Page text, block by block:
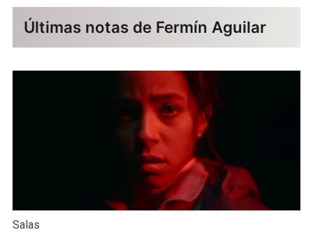
Últimas notas de Fermín Aguilar
Salas